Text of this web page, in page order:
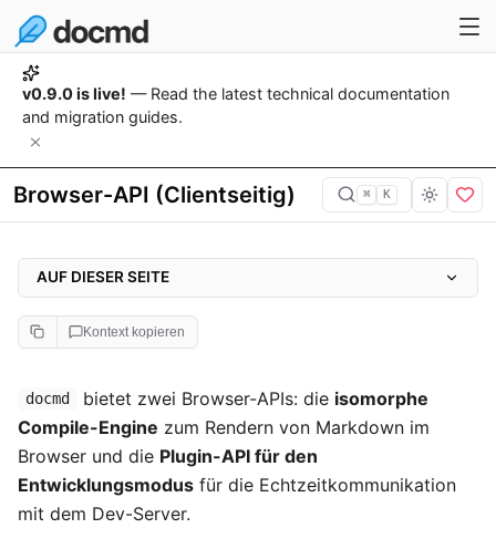
v0.9.0 is live! — Read the latest technical documentation
and migration guides.
Browser-API (Clientseitig) ⌘ K
Kontext kopieren
docmd bietet zwei Browser-APIs: die isomorphe
Compile-Engine zum Rendern von Markdown im
Browser und die Plugin-API für den
Entwicklungsmodus für die Echtzeitkommunikation
mit dem Dev-Server.
AUF DIESER SEITE
Isomorphe Compile-Engine
Installation via CDN
docmd.compile(markdown, config)
Beispiel: Live-Vorschau
Plugin-API für den Entwicklungsmodus
docmd.call(action, payload)